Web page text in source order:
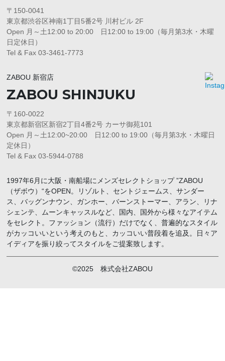
〒150-0041
東京都渋谷区神南1丁目5番2号 川村ビル 2F
Open 月～土12:00 to 20:00 日12:00 to 19:00（毎月第3水・木曜
日定休日）
Tel & Fax 03-3461-7773
ZABOU 新宿店
ZABOU SHINJUKU
〒160-0022
東京都新宿区新宿2丁目4番2号 カーサ御苑101
Open 月～土12:00~20:00 日12:00 to 19:00（毎月第3水・木曜日
定休日）
Tel & Fax 03-5944-0788
1997年6月に大阪・南船場にメンズセレクトショップ ”ZABOU
（ザボウ）“をOPEN。リゾルト、セントジェームス、サンダー
ス、バッグンナウン、ガンホー、バーンストーマー、アラン、リナ
シェンテ、ムーンキャッスルなど、国内、国外から様々なアイテム
をセレクト。ファッション（流行）だけでなく、普遍的なスタイル
がカッコいいという考えのもと、カッコいい普段着を追及。日々ア
イディアを振り絞ってスタイルをご提案致します。
©2025 株式会社ZABOU